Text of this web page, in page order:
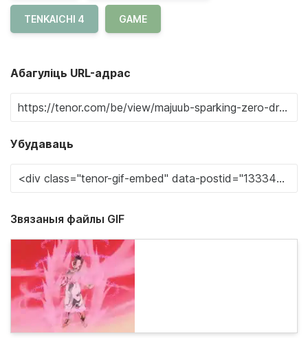
TENKAICHI 4 GAME
Абагуліць URL-адрас
Убудаваць
Звязаныя файлы GIF